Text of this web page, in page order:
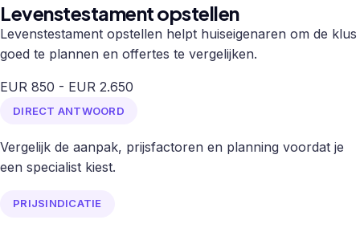
Levenstestament opstellen
Levenstestament opstellen helpt huiseigenaren om de klus
goed te plannen en offertes te vergelijken.
EUR 850 - EUR 2.650
DIRECT ANTWOORD
Vergelijk de aanpak, prijsfactoren en planning voordat je
een specialist kiest.
PRIJSINDICATIE